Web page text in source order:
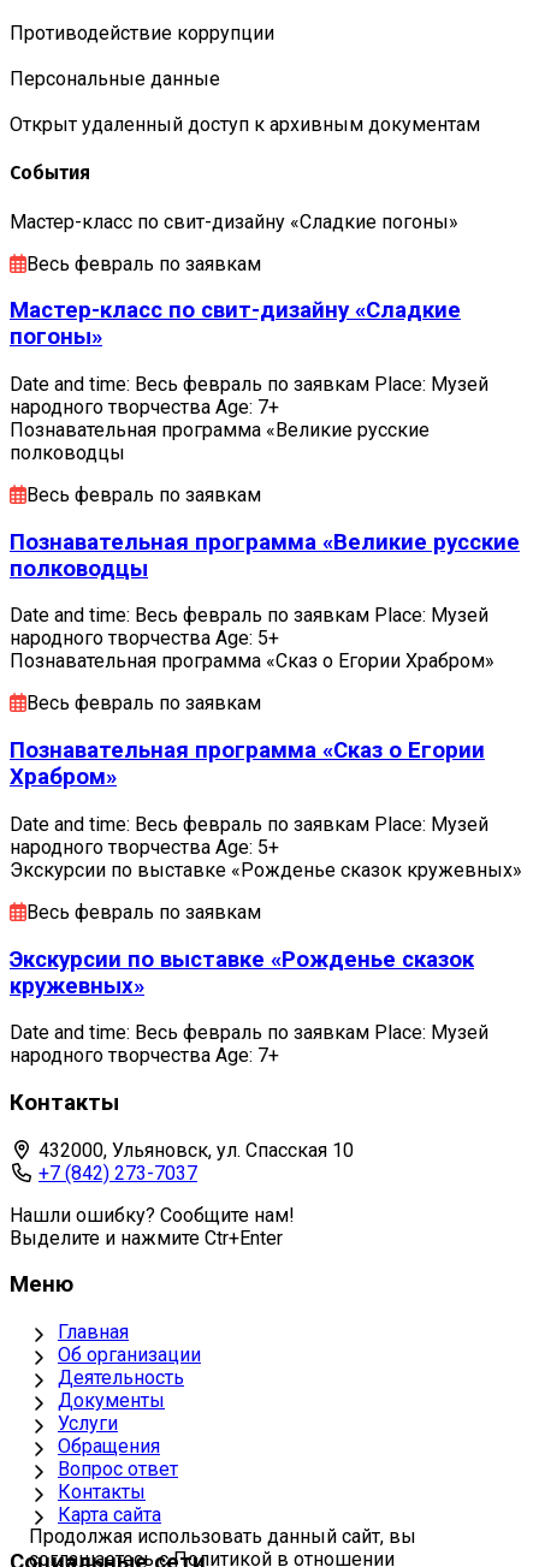
Противодействие коррупции
Персональные данные
Открыт удаленный доступ к архивным документам
События
Мастер-класс по свит-дизайну «Сладкие погоны»
Весь февраль по заявкам
Мастер-класс по свит-дизайну «Сладкие
погоны»
Date and time: Весь февраль по заявкам Place: Музей
народного творчества Age: 7+
Познавательная программа «Великие русские
полководцы
Весь февраль по заявкам
Познавательная программа «Великие русские
полководцы
Date and time: Весь февраль по заявкам Place: Музей
народного творчества Age: 5+
Познавательная программа «Сказ о Егории Храбром»
Весь февраль по заявкам
Познавательная программа «Сказ о Егории
Храбром»
Date and time: Весь февраль по заявкам Place: Музей
народного творчества Age: 5+
Экскурсии по выставке «Рожденье сказок кружевных»
Весь февраль по заявкам
Экскурсии по выставке «Рожденье сказок
кружевных»
Date and time: Весь февраль по заявкам Place: Музей
народного творчества Age: 7+
Контакты
432000, Ульяновск, ул. Спасская 10
+7 (842) 273-7037
Нашли ошибку? Сообщите нам!
Выделите и нажмите Ctr+Enter
Меню
Главная
Об организации
Деятельность
Документы
Услуги
Обращения
Вопрос ответ
Контакты
Карта сайта
Продолжая использовать данный сайт, вы
соглашаетесь с Политикой в отношении